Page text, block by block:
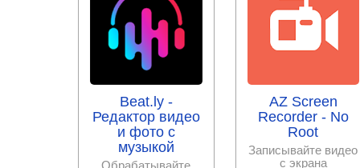
Beat.ly -
Редактор видео
и фото с
музыкой
Обрабатывайте
AZ Screen
Recorder - No
Root
Записывайте видео
с экрана